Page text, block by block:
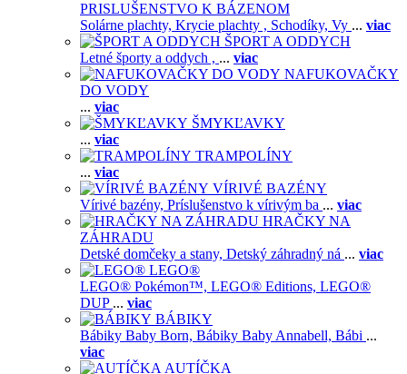
PRISLUŠENSTVO K BÁZENOM
Solárne plachty, Krycie plachty , Schodíky, Vy ... viac
ŠPORT A ODDYCH
Letné športy a oddych , ... viac
NAFUKOVAČKY
DO VODY
... viac
ŠMYKĽAVKY
... viac
TRAMPOLÍNY
... viac
VÍRIVÉ BAZÉNY
Vírivé bazény, Príslušenstvo k vírivým ba ... viac
HRAČKY NA
ZÁHRADU
Detské domčeky a stany, Detský záhradný ná ... viac
LEGO®
LEGO® Pokémon™, LEGO® Editions, LEGO®
DUP ... viac
BÁBIKY
Bábiky Baby Born, Bábiky Baby Annabell, Bábi ...
viac
AUTÍČKA